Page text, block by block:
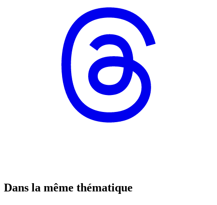
Dans la même thématique